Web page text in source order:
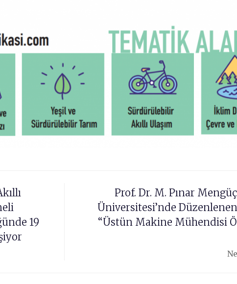
19
Prof. Dr. M. Pınar
Üniversitesi’nde
“Üstün Makine Mühendisi